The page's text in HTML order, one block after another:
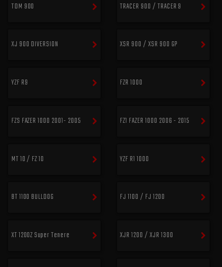
TDM 900 TRACER 900 / TRACER 9
XJ 900 DIVERSION XSR 900 / XSR 900 GP
YZF R9 FZR 1000
FZS FAZER 1000 2001- 2005 FZ1 FAZER 1000 2006 - 2015
MT 10 / FZ 10 YZF R1 1000
BT 1100 BULLDOG FJ 1100 / FJ 1200
XT 1200Z Super Tenere XJR 1200 / XJR 1300